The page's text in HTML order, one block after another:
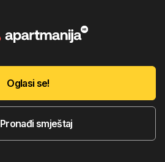
Oglasi se!
Pronađi smještaj